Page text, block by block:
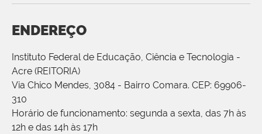
ENDEREÇO
Instituto Federal de Educação, Ciência e Tecnologia -
Acre (REITORIA)
Via Chico Mendes, 3084 - Bairro Comara. CEP: 69906-
310
Horário de funcionamento: segunda a sexta, das 7h às
12h e das 14h às 17h